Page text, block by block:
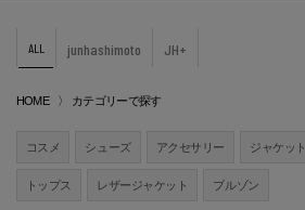
ALL junhashimoto JH+
HOME カテゴリーで探す
コスメ シューズ アクセサリー ジャケット
トップス レザージャケット ブルゾン